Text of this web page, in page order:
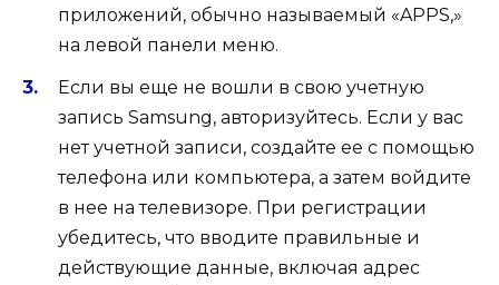
приложений, обычно называемый «APPS,»
на левой панели меню.
Если вы еще не вошли в свою учетную
запись Samsung, авторизуйтесь. Если у вас
нет учетной записи, создайте ее с помощью
телефона или компьютера, а затем войдите
в нее на телевизоре. При регистрации
убедитесь, что вводите правильные и
действующие данные, включая адрес